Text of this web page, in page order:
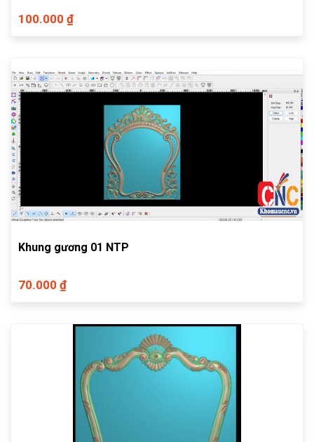
100.000 ₫
Khung gương 01 NTP
70.000 ₫